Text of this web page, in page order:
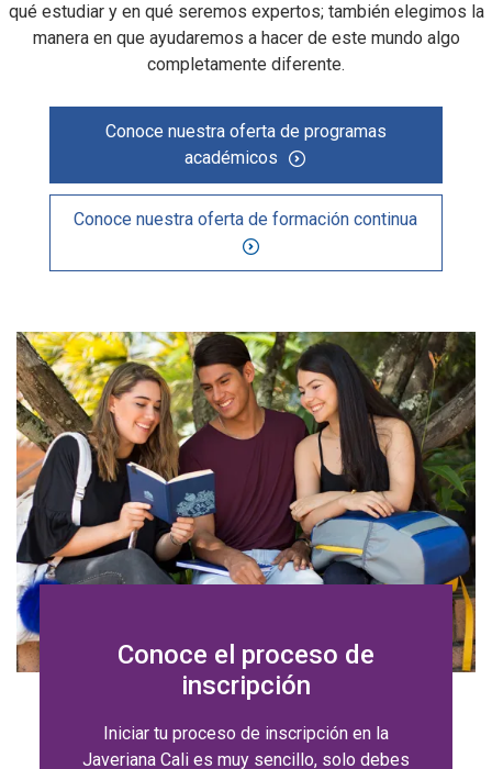
qué estudiar y en qué seremos expertos; también elegimos la
manera en que ayudaremos a hacer de este mundo algo
completamente diferente.
Conoce nuestra oferta de programas
académicos
Conoce nuestra oferta de formación continua
Conoce el proceso de
inscripción
Iniciar tu proceso de inscripción en la
Javeriana Cali es muy sencillo, solo debes